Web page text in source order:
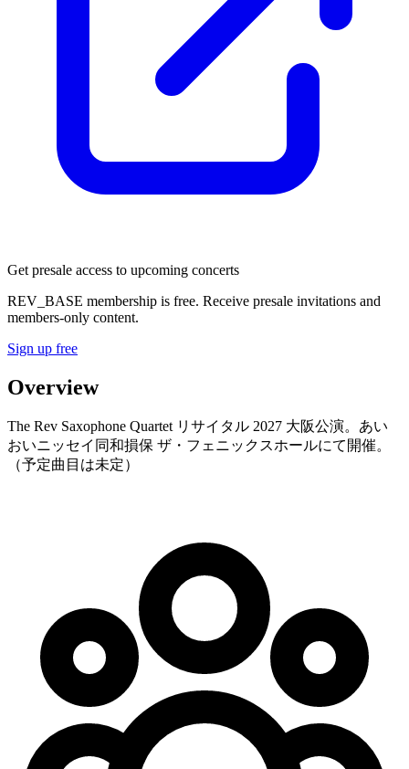
Get presale access to upcoming concerts
REV_BASE membership is free. Receive presale invitations and
members-only content.
Sign up free
Overview
The Rev Saxophone Quartet リサイタル 2027 大阪公演。あい
おいニッセイ同和損保 ザ・フェニックスホールにて開催。
（予定曲目は未定）